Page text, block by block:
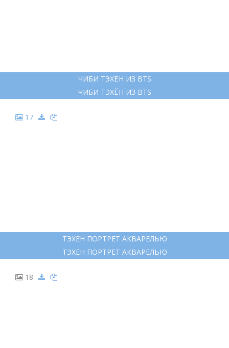
ЧИБИ ТЭХЁН ИЗ BTS
ЧИБИ ТЭХЁН ИЗ BTS
17
ТЭХЕН ПОРТРЕТ АКВАРЕЛЬЮ
ТЭХЕН ПОРТРЕТ АКВАРЕЛЬЮ
18